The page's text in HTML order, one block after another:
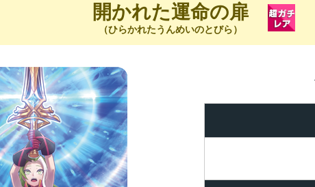
開かれた運命の扉
（ひらかれたうんめいのとびら）